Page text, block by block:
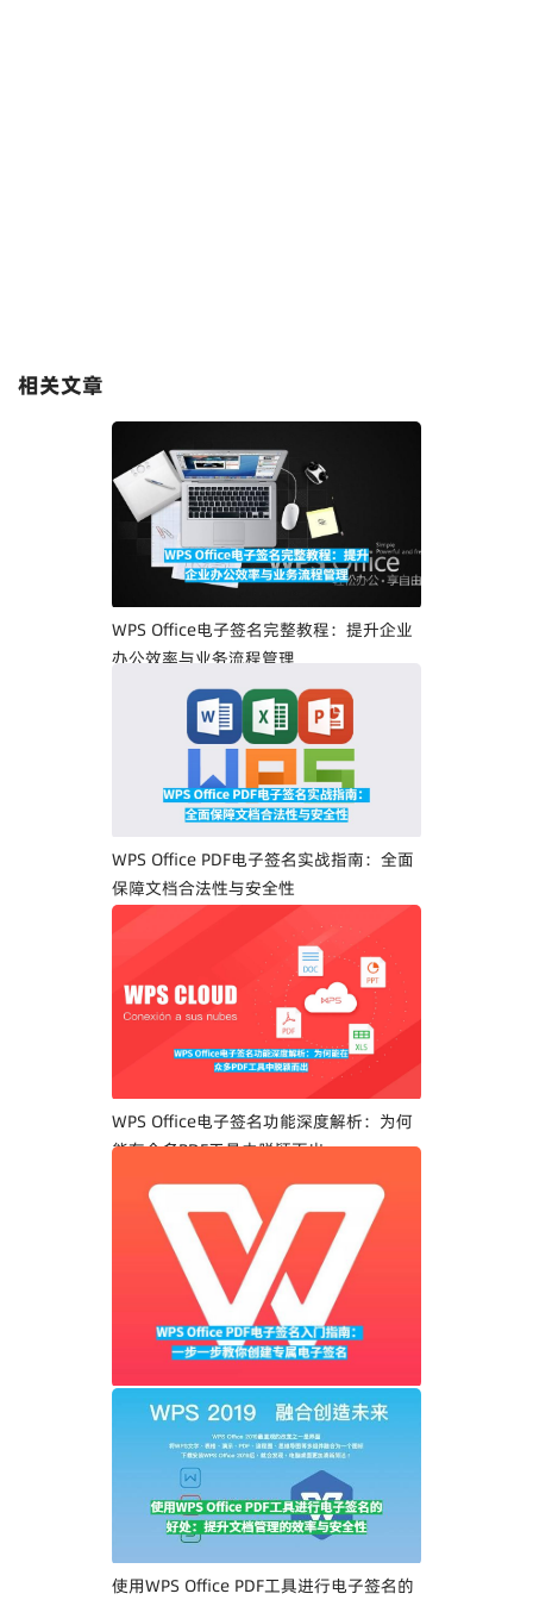
相关文章
WPS Office电子签名完整教程：提升企业
办公效率与业务流程管理
WPS Office PDF电子签名实战指南：全面
保障文档合法性与安全性
WPS Office电子签名功能深度解析：为何
能在众多PDF工具中脱颖而出
WPS Office PDF电子签名入门指南：一步
一步教你创建专属电子签名
使用WPS Office PDF工具进行电子签名的